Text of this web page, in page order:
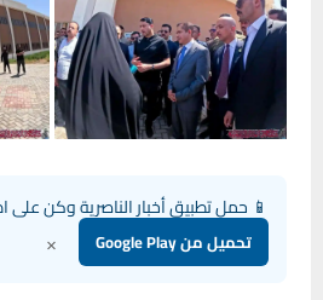
📱 حمل تطبيق أخبار الناصرية وكن على
تحميل من Google Play ×